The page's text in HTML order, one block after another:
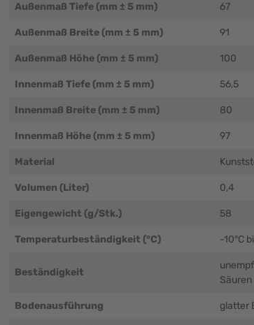
Außenmaß Tiefe (mm ± 5 mm) 67
Außenmaß Breite (mm ± 5 mm) 91
Außenmaß Höhe (mm ± 5 mm) 100
Innenmaß Tiefe (mm ± 5 mm) 56,5
Innenmaß Breite (mm ± 5 mm) 80
Innenmaß Höhe (mm ± 5 mm) 97
Material
Volumen (Liter) 0,4
Eigengewicht (g/Stk.) 58
Temperaturbeständigkeit (°C) -10°C
Beständigkeit
Bodenausführung glatter